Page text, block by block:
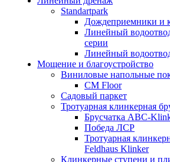
Standartpark
Дождеприемники и
Линейный
серии
Линейный
Мощение и благоустройство
Виниловые напольные
CM Floor
Садовый паркет
Тротуарная клинкерная
Брусчатка АВС-
Победа ЛСР
Тротуарная
Feldhaus Klinker
Клинкерные ступени и